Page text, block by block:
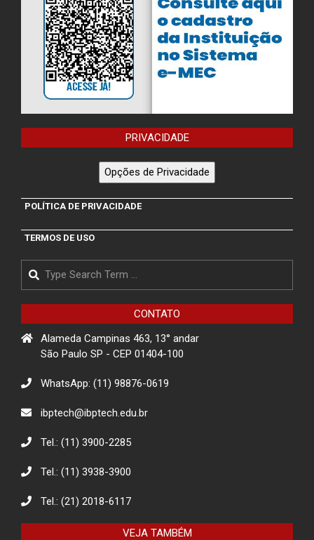
PRIVACIDADE
Opções de Privacidade
POLÍTICA DE PRIVACIDADE
TERMOS DE USO
Search
CONTATO
Alameda Campinas 463, 13° andar
São Paulo SP - CEP 01404-100
WhatsApp: (11) 98876-0619
ibptech@ibptech.edu.br
Tel.: (11) 3900-2285
Tel.: (11) 3938-3900
Tel.: (21) 2018-6117
VEJA TAMBÉM